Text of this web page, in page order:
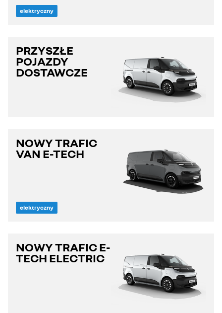
elektryczny
PRZYSZŁE
POJAZDY
DOSTAWCZE
NOWY TRAFIC
VAN E-TECH
elektryczny
NOWY TRAFIC E-
TECH ELECTRIC